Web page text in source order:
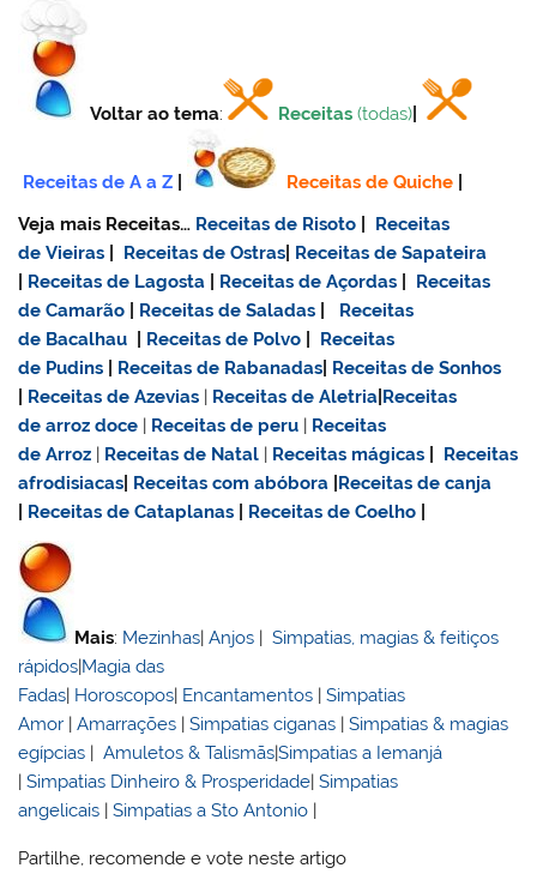
Voltar ao tema: Receitas (todas)
Receitas de A a Z Receitas de Quiche
Veja mais Receitas… Receitas de Risoto
Receitas
de Vieiras
Receitas de Ostras Receitas de Sapateira
Receitas de Lagosta Receitas de Açordas
Receitas
de Camarão
Receitas de Saladas
Receitas
de Bacalhau
Receitas de Polvo
Receitas
de Pudins
Receitas de Rabanadas Receitas de Sonhos
Receitas de Azevias | Receitas de Aletria Receitas
dearroz doce | Receitas de peru | Receitas
de Arroz | Receitas de Natal | Receitas mágicas
Receitas
afrodisiacas Receitas com abóbora Receitas de canja
Receitas de Cataplanas Receitas de Coelho
Mais: Mezinhas|Anjos |Simpatias, magias & feitiços
rápidos|Magia das
Fadas| Horoscopos| Encantamentos |Simpatias
Amor |Amarrações |Simpatias ciganas |Simpatias & magias
egípcias |Amuletos & Talismãs|Simpatias a Iemanjá
|Simpatias Dinheiro & Prosperidade|Simpatias
angelicais |Simpatias a Sto Antonio |
Partilhe, recomende e vote neste artigo